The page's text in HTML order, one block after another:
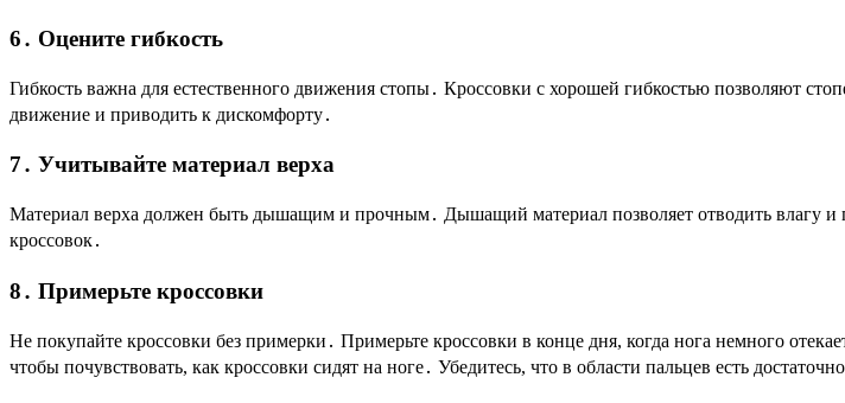
6․ Оцените гибкость
Гибкость важна для естественного движения стопы․ Кроссовки с хорошей гибкостью позволяют
движение и приводить к дискомфорту․
7․ Учитывайте материал верха
Материал верха должен быть дышащим и прочным․ Дышащий материал позволяет отводить влагу и
кроссовок․
8․ Примерьте кроссовки
Не покупайте кроссовки без примерки․ Примерьте кроссовки в конце дня, когда нога немного
чтобы почувствовать, как кроссовки сидят на ноге․ Убедитесь, что в области пальцев есть